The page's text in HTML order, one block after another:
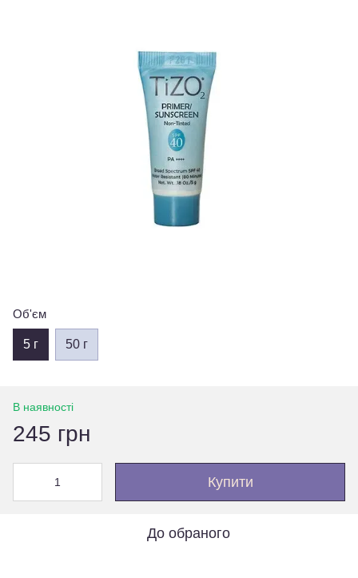
Об'єм
5 г 50 г
В наявності
245 грн
Купити
До обраного